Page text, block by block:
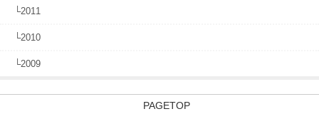
└2011
└2010
└2009
TOP